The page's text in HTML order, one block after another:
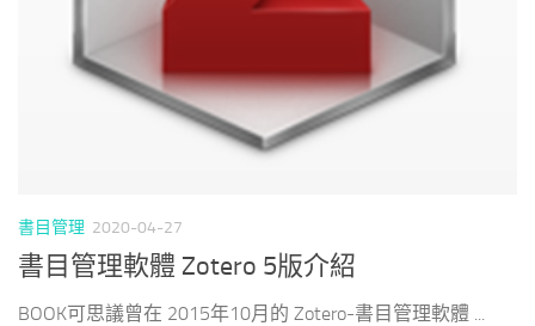
書目管理 2020-04-27
書目管理軟體 Zotero 5版介紹
BOOK可思議曾在 2015年10月的 Zotero-書目管理軟體 ...